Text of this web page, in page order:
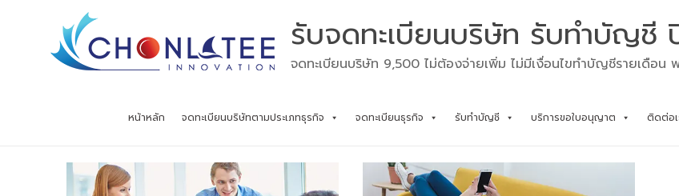
รับจดทะเบียนบริษัท รับทำบัญชี
จดทะเบียนบริษัท 9,500 ไม่ต้องจ่ายเพิ่ม ไม่มีเงื่อนไขทำบัญชีรายเดือน
หน้าหลัก จดทะเบียนบริษัทตามประเภทธุรกิจ จดทะเบียนธุรกิจ รับทำบัญชี บริการขอใบอนุญาต ติดต่อเ